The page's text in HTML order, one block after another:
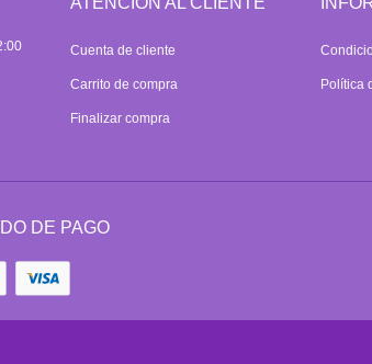
Cuenta de cliente
Carrito de compra
Finalizar compra
Política
DE PAGO